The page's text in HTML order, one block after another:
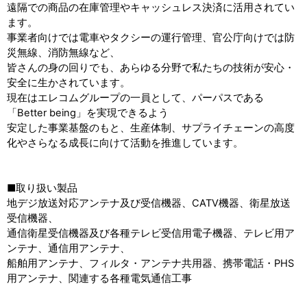
遠隔での商品の在庫管理やキャッシュレス決済に活用されてい
ます。
事業者向けでは電車やタクシーの運行管理、官公庁向けでは防
災無線、消防無線など、
皆さんの身の回りでも、 あらゆる分野で私たちの技術が安心・
安全に生かされています。
現在はエレコムグループの一員として、パーパスである
「Better being 」を実現できるよう
安定した事業基盤のもと、生産体制、サプライチェーンの高度
化やさらなる成長に向けて活動を推進しています。
■取り扱い製品
地デジ放送対応アンテナ及び受信機器、 CATV機器、衛星放送
受信機器、
通信衛星受信機器及び各種テレビ受信用電子機器、テレビ用ア
ンテナ、通信用アンテナ、
船舶用アンテナ、 フィルタ・アンテナ共用器、携帯電話・ PHS
用アンテナ、関連する各種電気通信工事